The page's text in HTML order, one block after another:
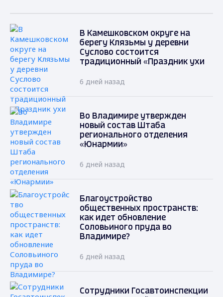
В Камешковском округе на
берегу Клязьмы у деревни
Суслово состоится
традиционный «Праздник ухи
6 дней назад
Во Владимире утвержден
новый состав Штаба
регионального отделения
«Юнармии»
6 дней назад
Благоустройство
общественных пространств:
как идет обновление
Соловьиного пруда во
Владимире?
6 дней назад
Сотрудники Госавтоинспекции